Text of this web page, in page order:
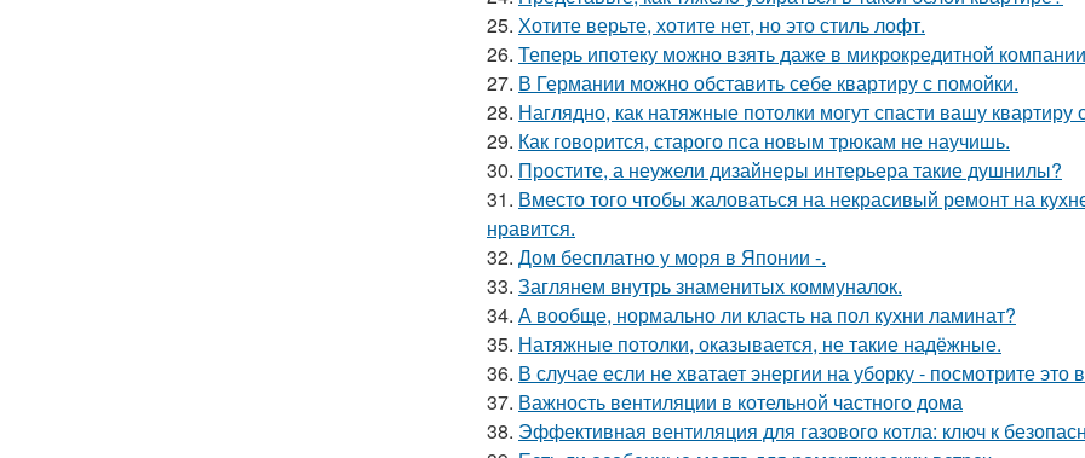
25. Хотите верьте, хотите нет, но это стиль лофт.
26. Теперь ипотеку можно взять даже в микрокредитной
27. В Германии можно обставить себе квартиру с помойки.
28. Наглядно, как натяжные потолки могут спасти вашу квартиру
29. Как говорится, старого пса новым трюкам не научишь.
30. Простите, а неужели дизайнеры интерьера такие душнилы?
31. Вместо того чтобы жаловаться на некрасивый ремонт на
нравится.
32. Дом бесплатно у моря в Японии -.
33. Заглянем внутрь знаменитых коммуналок.
34. А вообще, нормально ли класть на пол кухни ламинат?
35. Натяжные потолки, оказывается, не такие надёжные.
36. В случае если не хватает энергии на уборку - посмотрите это
37. Важность вентиляции в котельной частного дома
38. Эффективная вентиляция для газового котла: ключ к